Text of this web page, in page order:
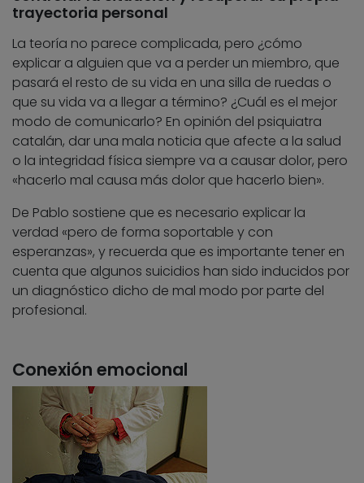
trayectoria personal
La teoría no parece complicada, pero ¿cómo
explicar a alguien que va a perder un miembro, que
pasará el resto de su vida en una silla de ruedas o
que su vida va a llegar a término? ¿Cuál es el mejor
modo de comunicarlo? En opinión del psiquiatra
catalán, dar una mala noticia que afecte a la salud
o la integridad física siempre va a causar dolor, pero
«hacerlo mal causa más dolor que hacerlo bien».
De Pablo sostiene que es necesario explicar la
verdad «pero de forma soportable y con
esperanzas», y recuerda que es importante tener en
cuenta que algunos suicidios han sido inducidos por
un diagnóstico dicho de mal modo por parte del
profesional.
Conexión emocional